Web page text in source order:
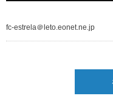
fc-estrela＠leto.eonet.ne.jp